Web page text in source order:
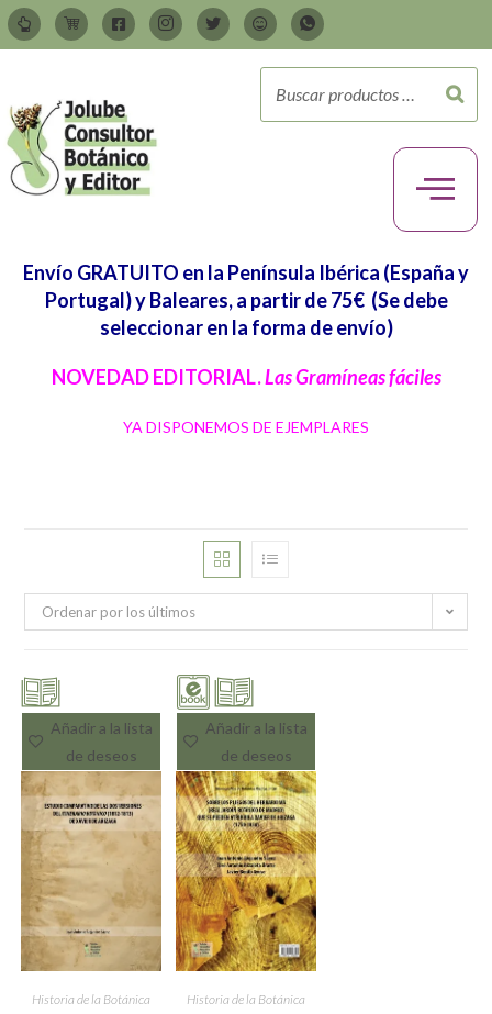
Envío GRATUITO en la Península Ibérica (España y
Portugal) y Baleares, a partir de 75€ (Se debe
seleccionar en la forma de envío)
NOVEDAD EDITORIAL.Las Gramíneas fáciles
YA DISPONEMOS DE EJEMPLARES
Ordenar por los últimos
Añadir a la lista
de deseos
Historia de la Botánica
Añadir a la lista
de deseos
Historia de la Botánica